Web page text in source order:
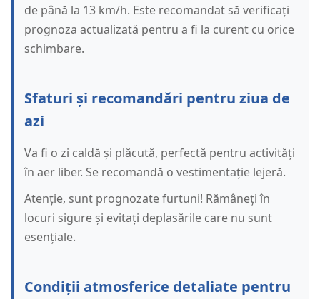
de până la 13 km/h. Este recomandat să verificați
prognoza actualizată pentru a fi la curent cu orice
schimbare.
Sfaturi și recomandări pentru ziua de
azi
Va fi o zi caldă și plăcută, perfectă pentru activități
în aer liber. Se recomandă o vestimentație lejeră.
Atenție, sunt prognozate furtuni! Rămâneți în
locuri sigure și evitați deplasările care nu sunt
esențiale.
Condiții atmosferice detaliate pentru